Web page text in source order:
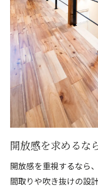
開放感を求めるな
開放感を重視するなら
間取りや吹き抜けの設